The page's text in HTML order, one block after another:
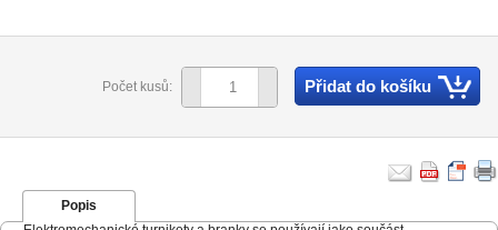
Počet kusů: Přidat do košíku
Popis